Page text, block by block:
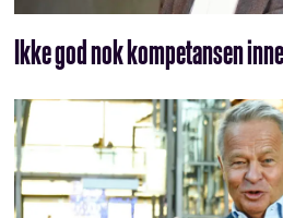
Ikke god nok kompetansen